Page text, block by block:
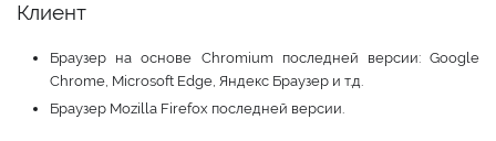
Клиент
Браузер на основе Chromium последней версии: Google
Chrome, Microsoft Edge, Яндекс Браузер и т.д.
Браузер Mozilla Firefox последней версии.